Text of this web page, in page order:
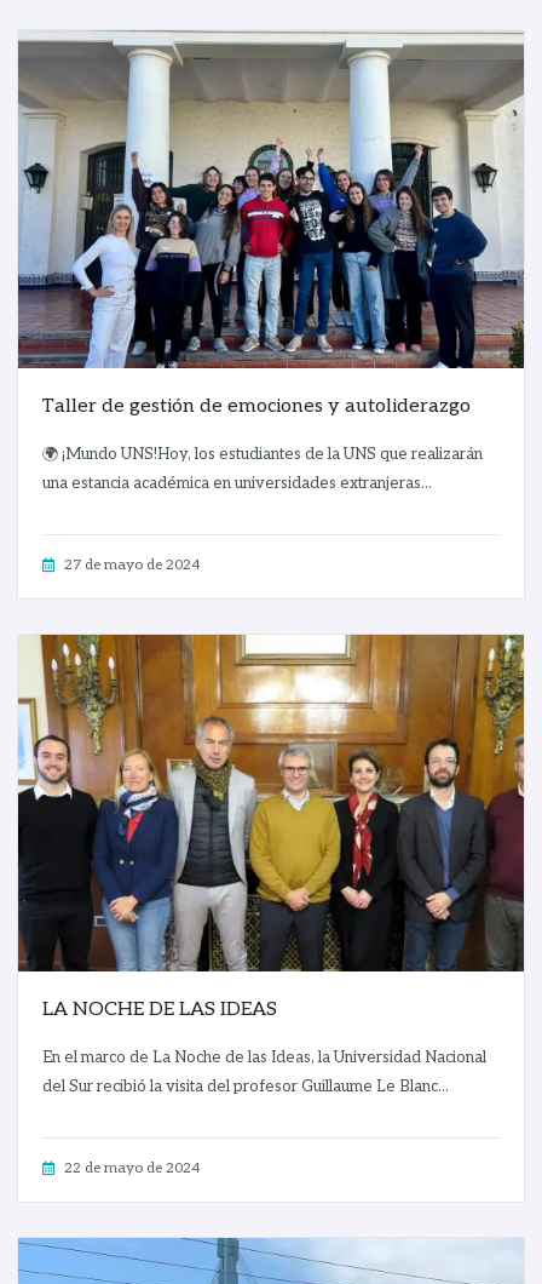
Taller de gestión de emociones y autoliderazgo
🌍 ¡Mundo UNS!Hoy, los estudiantes de la UNS que realizarán
una estancia académica en universidades extranjeras...
27 de mayo de 2024
LA NOCHE DE LAS IDEAS
En el marco de La Noche de las Ideas, la Universidad Nacional
del Sur recibió la visita del profesor Guillaume Le Blanc...
22 de mayo de 2024